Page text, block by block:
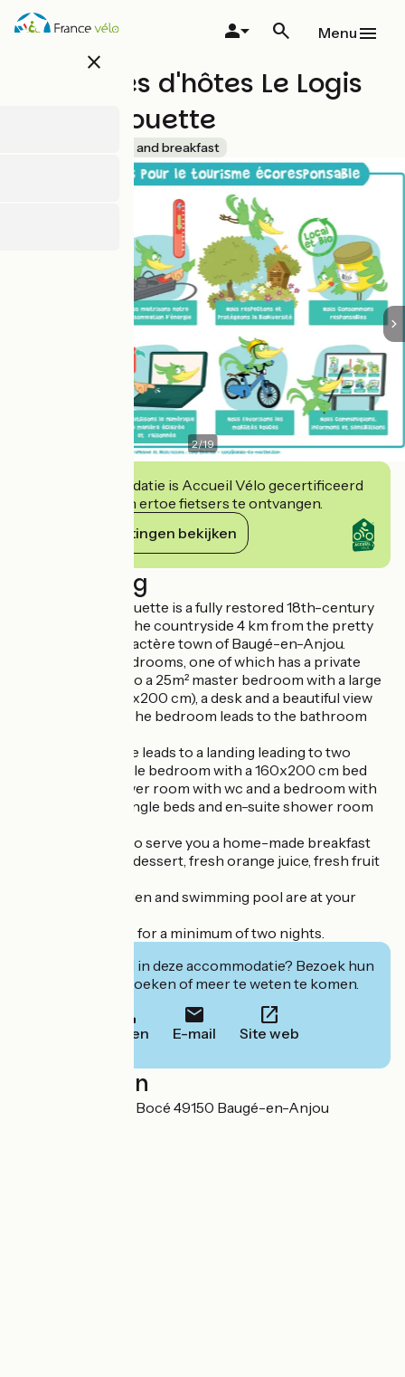
Overslaan
en
close
Menu
Chambres d'hôtes Le Logis
De La Chouette
Bed and breakfast
2/19
Deze accommodatie is Accueil Vélo gecertificeerd
en verbindt zich ertoe fietsers te ontvangen.
Haar verplichtingen bekijken
Beschrijving
Le Logis de la Chouette is a fully restored 18th-century
farmhouse set in the countryside 4 km from the pretty
Petite Cité de Caractère town of Baugé-en-Anjou.
We have three bedrooms, one of which has a private
staircase leading to a 25m² master bedroom with a large
double bed (2x80x200 cm), a desk and a beautiful view
over the garden. The bedroom leads to the bathroom
A further staircase leads to a landing leading to two
bedrooms: a double bedroom with a 160x200 cm bed
and en-suite shower room with wc and a bedroom with
two 90x190 cm single beds and en-suite shower room
We will be happy to serve you a home-made breakfast
with jam, yoghurt, dessert, fresh orange juice, fresh fruit
The pleasure garden and swimming pool are at your
Stays are available for a minimum of two nights.
Geïnteresseerd in deze accommodatie? Bezoek hun
website om te boeken of meer te weten te komen.
Bellen E-mail Site web
Localisation
Le Grand Mandon Bocé 49150 Baugé-en-Anjou